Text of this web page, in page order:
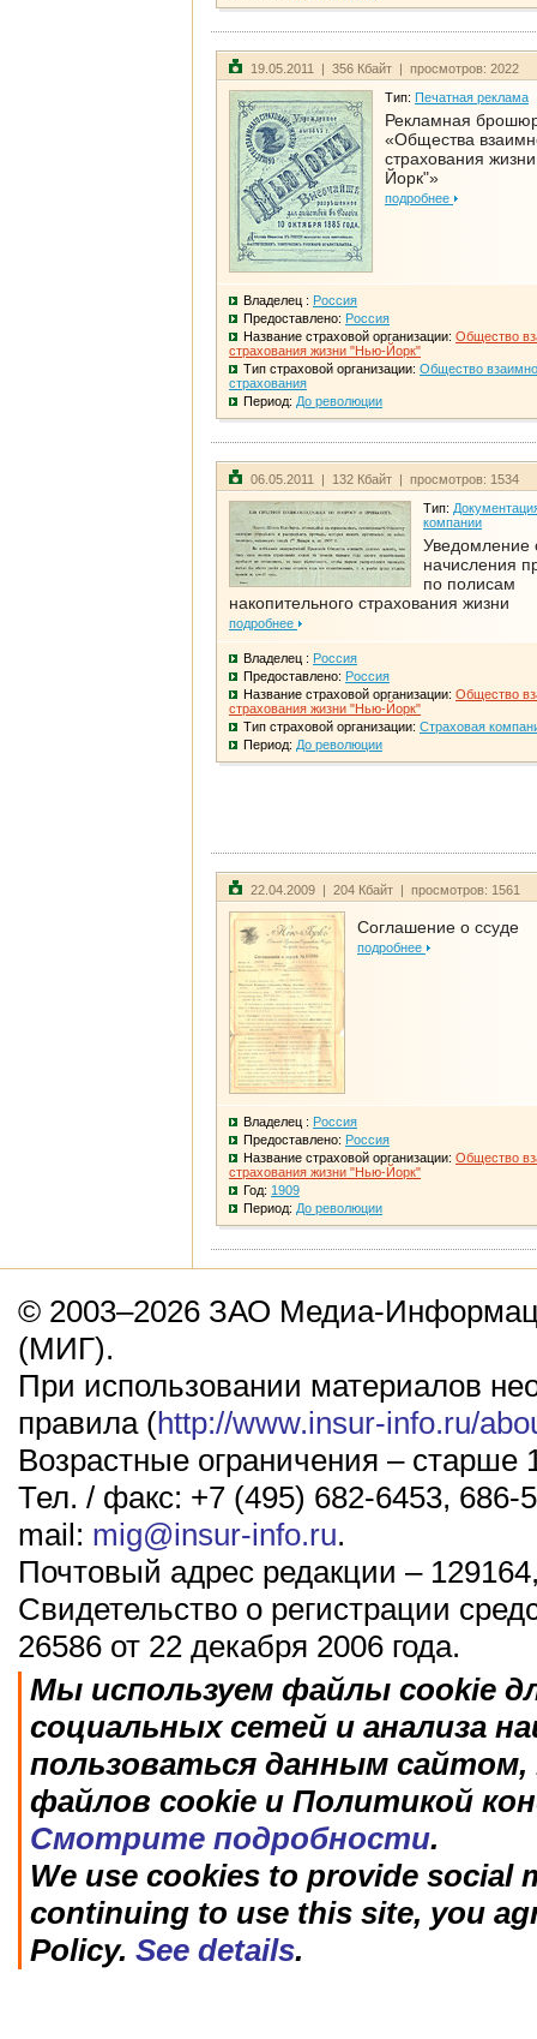
19.05.2011 | 356 Кбайт | просмотров: 2022
Тип: Печатная реклама
Рекламная
«Общества
страхования
Йорк"»
подробнее
Владелец : Россия
Предоставлено: Россия
Название страховой организации: Общество
страхования жизни "Нью-Йорк"
Тип страховой организации: Общество
страхования
Период: До революции
06.05.2011 | 132 Кбайт | просмотров: 1534
Тип:
компании
Уведомление
начисления
по полисам
накопительного страхования жизни
подробнее
Владелец : Россия
Предоставлено: Россия
Название страховой организации: Общество
страхования жизни "Нью-Йорк"
Тип страховой организации: Страховая
Период: До революции
22.04.2009 | 204 Кбайт | просмотров: 1561
Соглашение о ссуде
подробнее
Владелец : Россия
Предоставлено: Россия
Название страховой организации: Общество
страхования жизни "Нью-Йорк"
Год: 1909
Период: До революции
© 2003–2026 ЗАО Медиа-
(МИГ).
При использовании материалов
правила (http://www.insur-info.ru/
Возрастные ограничения – старше
Тел. / факс: +7 (495) 682-6453, 686-
mail: mig@insur-info.ru.
Почтовый адрес редакции –
Свидетельство о регистрации
26586 от 22 декабря 2006 года.
Мы используем файлы cookie
социальных сетей и анализа
пользоваться данным
файлов cookie и Политикой
Смотрите подробности.
We use cookies to provide social
continuing to use this site, you
Policy. See details.